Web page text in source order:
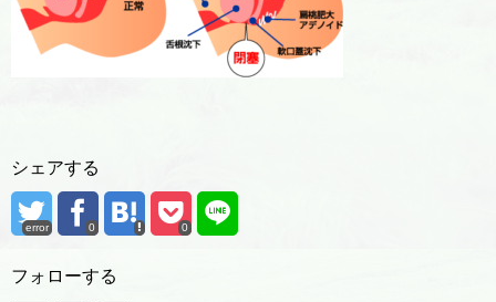
シェアする
error 0 0
フォローする